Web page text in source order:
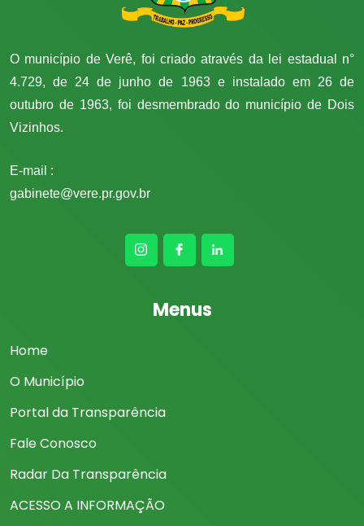
O município de Verê, foi criado através da lei estadual n°
4.729, de 24 de junho de 1963 e instalado em 26 de
outubro de 1963, foi desmembrado do município de Dois
Vizinhos.
E-mail :
gabinete@vere.pr.gov.br
Menus
Home
O Município
Portal da Transparência
Fale Conosco
Radar Da Transparência
ACESSO A INFORMAÇÃO